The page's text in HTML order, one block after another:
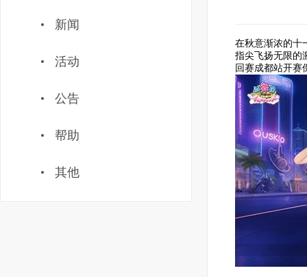
新闻
活动
公告
帮助
其他
在秋意渐浓的十
指尖飞扬无限的
回赛成都站开赛